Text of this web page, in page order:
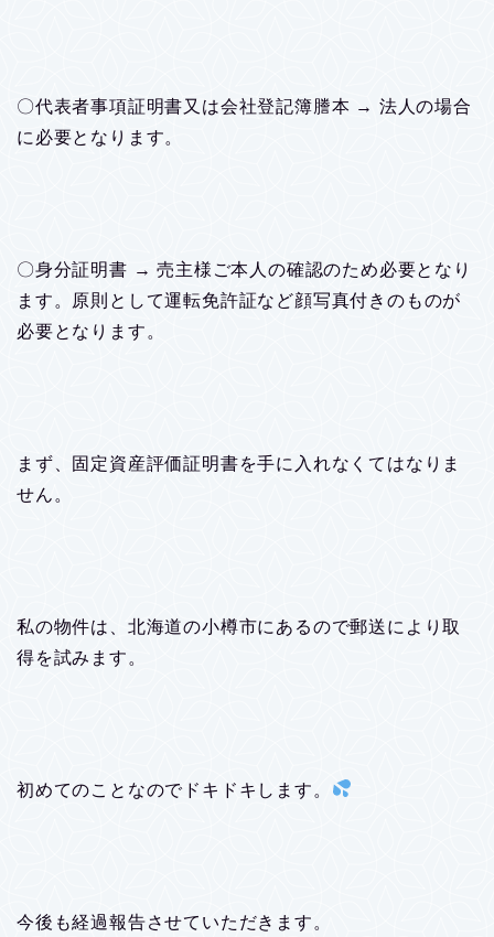
〇代表者事項証明書又は会社登記簿謄本 → 法人の場合
に必要となります。
〇身分証明書 → 売主様ご本人の確認のため必要となり
ます。原則として運転免許証など顔写真付きのものが
必要となります。
まず、固定資産評価証明書を手に入れなくてはなりま
せん。
私の物件は、北海道の小樽市にあるので郵送により取
得を試みます。
初めてのことなのでドキドキします。
今後も経過報告させていただきます。